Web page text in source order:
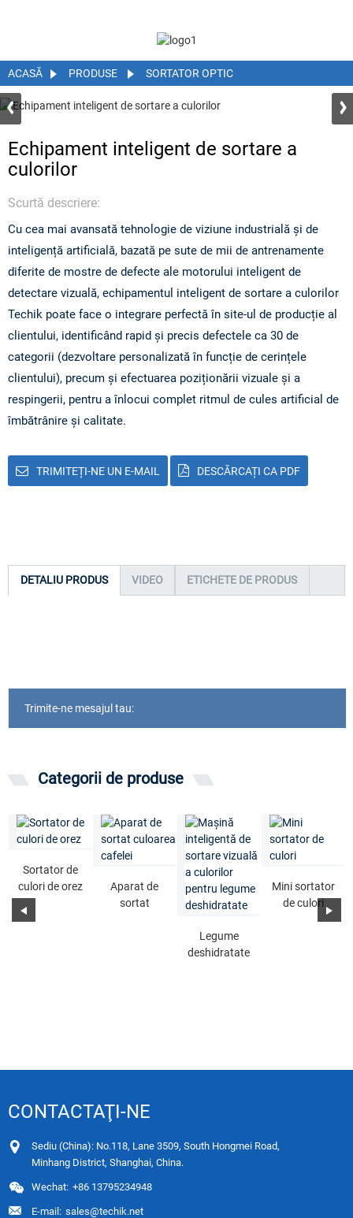
ACASĂ PRODUSE SORTATOR OPTIC
Echipament inteligent de sortare a
culorilor
Scurtă descriere:
Cu cea mai avansată tehnologie de viziune industrială și de
inteligență artificială, bazată pe sute de mii de antrenamente
diferite de mostre de defecte ale motorului inteligent de
detectare vizuală, echipamentul inteligent de sortare a culorilor
Techik poate face o integrare perfectă în site-ul de producție al
clientului, identificând rapid și precis defectele ca 30 de
categorii (dezvoltare personalizată în funcție de cerințele
clientului), precum și efectuarea poziționării vizuale și a
respingerii, pentru a înlocui complet ritmul de cules artificial de
îmbătrânire și calitate.
TRIMITEȚI-NE UN E-MAIL DESCĂRCAȚI CA PDF
DETALIU PRODUS VIDEO ETICHETE DE PRODUS
Trimite-ne mesajul tau:
Categorii de produse
Sortator de
culori de orez
Aparat de
sortat
Legume
deshidratate
Mini sortator
de culori
CONTACTAŢI-NE
Sediu (China): No.118, Lane 3509, South Hongmei Road,
Minhang District, Shanghai, China.
Wechat: +86 13795234948
E-mail: sales@techik.net